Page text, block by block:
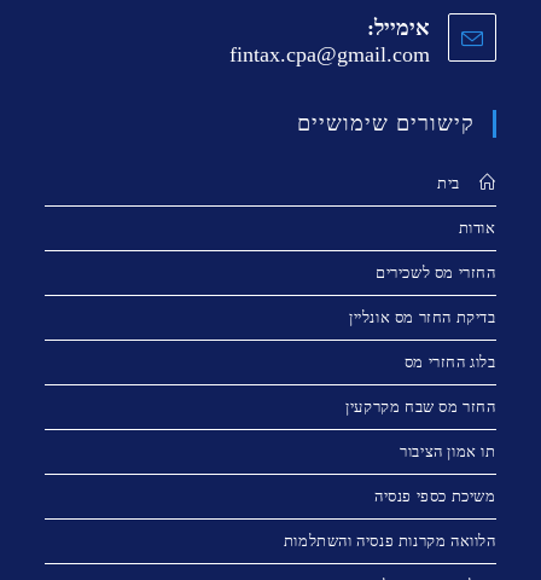
אימייל:
fintax.cpa@gmail.com
קישורים שימושיים
בית
אודות
החזרי מס לשכירים
בדיקת החזר מס אונליין
בלוג החזרי מס
החזר מס שבח מקרקעין
תו אמון הציבור
משיכת כספי פנסיה
הלוואה מקרנות פנסיה והשתלמות